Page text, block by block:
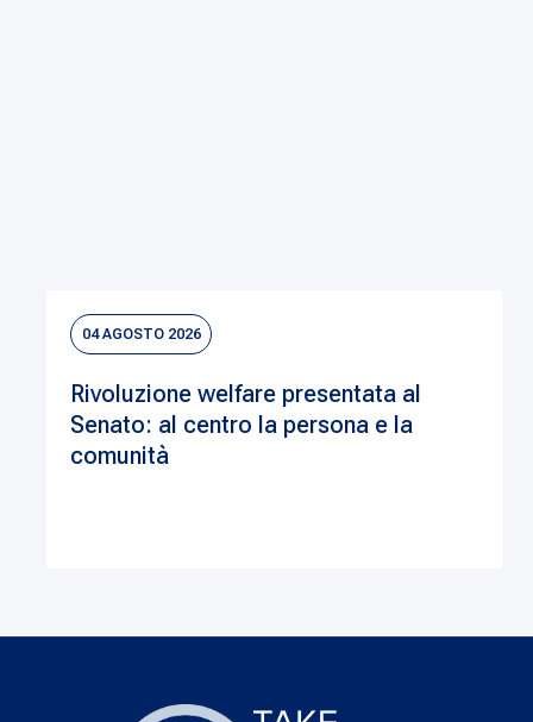
04 AGOSTO 2026
Rivoluzione welfare presentata al
Senato: al centro la persona e la
comunità